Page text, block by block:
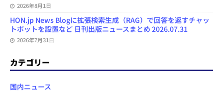
2026年8月1日
HON.jp News Blogに拡張検索生成（RAG）で回答を返すチャッ
トボットを設置など 日刊出版ニュースまとめ 2026.07.31
2026年7月31日
カテゴリー
国内ニュース